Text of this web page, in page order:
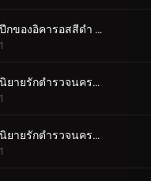
ตอนที่ 219 ปีกของอิคารอสสีดำ (ตอนจบ)
ตอนที่ 220 นิยายรักตำรวจนครบาล ภาค3 (ตอนแรก)
ตอนที่ 221 นิยายรักตำรวจนครบาล ภาค3 (ตอนจบ)